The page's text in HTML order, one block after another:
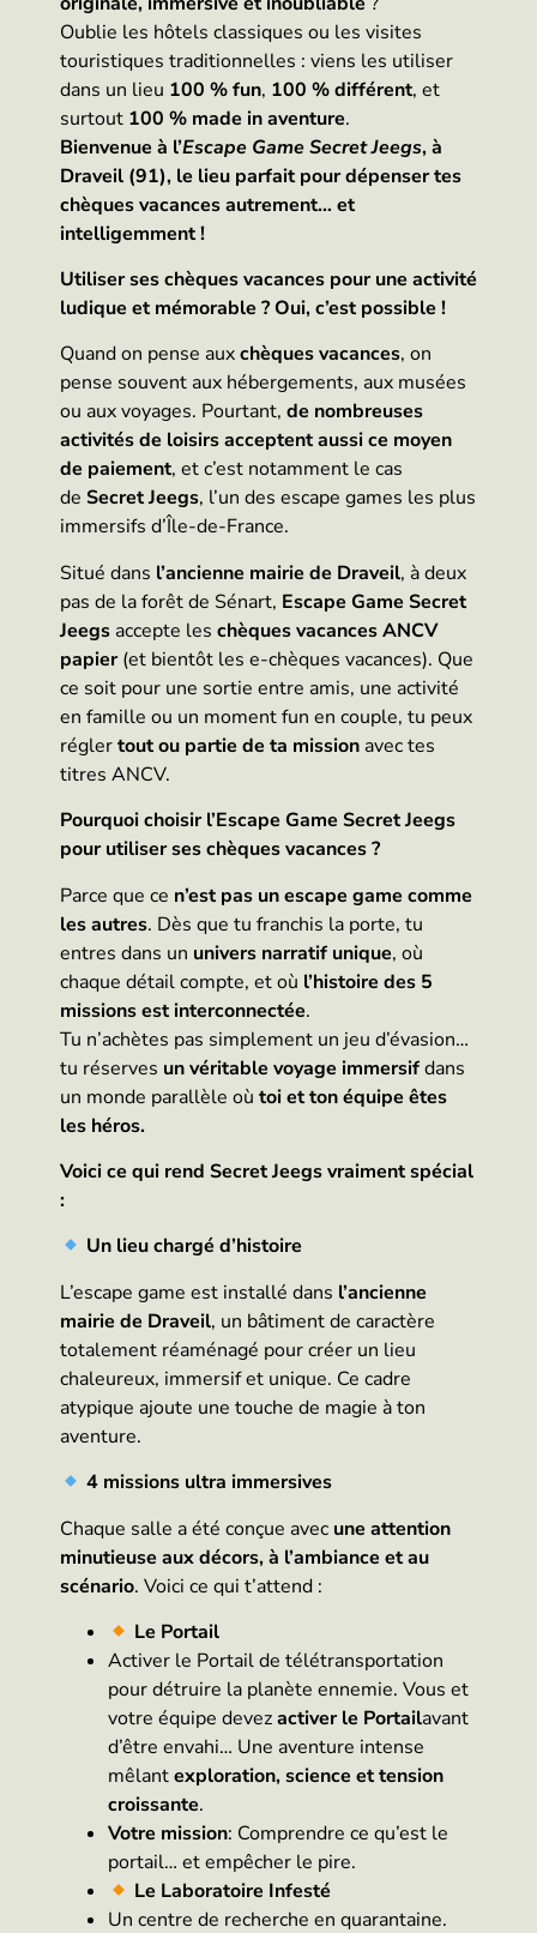
Oublie les hôtels classiques ou les visites
touristiques traditionnelles : viens les utiliser
dans un lieu 100 % fun, 100 % différent, et
surtout 100 % made in aventure.
Bienvenue à l’Escape Game Secret Jeegs, à
Draveil (91), le lieu parfait pour dépenser tes
chèques vacances autrement… et
intelligemment !
Utiliser ses chèques vacances pour une activité
ludique et mémorable ? Oui, c’est possible !
Quand on pense auxchèques vacances, on
pense souvent aux hébergements, aux musées
ou aux voyages. Pourtant, de nombreuses
activités de loisirs acceptent aussi ce moyen
de paiement, et c’est notamment le cas
de Secret Jeegs, l’un des escape games les plus
immersifs d’Île-de-France.
Situé dans l’ancienne mairie de Draveil, à deux
pas de la forêt de Sénart, Escape Game Secret
Jeegs accepte les chèques vacances ANCV
papier(et bientôt les e-chèques vacances). Que
ce soit pour une sortie entre amis, une activité
en famille ou un moment fun en couple, tu peux
réglertout ou partie de ta mission avec tes
titres ANCV.
Pourquoi choisir l’Escape Game Secret Jeegs
pour utiliser ses chèques vacances ?
Parce que ce n’est pas un escape game comme
les autres. Dès que tu franchis la porte, tu
entres dans un univers narratif unique, où
chaque détail compte, et où l’histoire des 5
missions est interconnectée.
Tu n’achètes pas simplement un jeu d’évasion…
tu réserves un véritable voyage immersifdans
un monde parallèle où toi et ton équipe êtes
les héros.
Voici ce qui rend Secret Jeegs vraiment spécial
:
Un lieu chargé d’histoire
L’escape game est installé dans l’ancienne
mairie de Draveil, un bâtiment de caractère
totalement réaménagé pour créer un lieu
chaleureux, immersif et unique. Ce cadre
atypique ajoute une touche de magie à ton
aventure.
4 missions ultra immersives
Chaque salle a été conçue avec une attention
minutieuse aux décors, à l’ambiance et au
scénario. Voici ce qui t’attend :
Le Portail
Activer le Portail de télétransportation
pour détruire la planète ennemie. Vous et
votre équipe devezactiver le Portailavant
d’être envahi… Une aventure intense
mêlantexploration, science et tension
croissante.
Votre mission: Comprendre ce qu’est le
portail… et empêcher le pire.
Le Laboratoire Infesté
Un centre de recherche en quarantaine.